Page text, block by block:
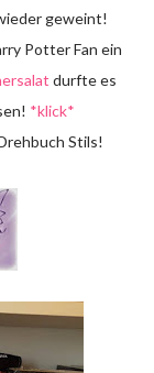
geweint!
durfte es
*klick*
Stils!